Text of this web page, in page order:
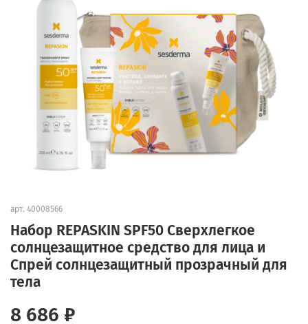
арт. 40008566
Набор REPASKIN SPF50 Сверхлегкое
солнцезащитное средство для лица и
Спрей солнцезащитный прозрачный для
тела
8 686 ₽